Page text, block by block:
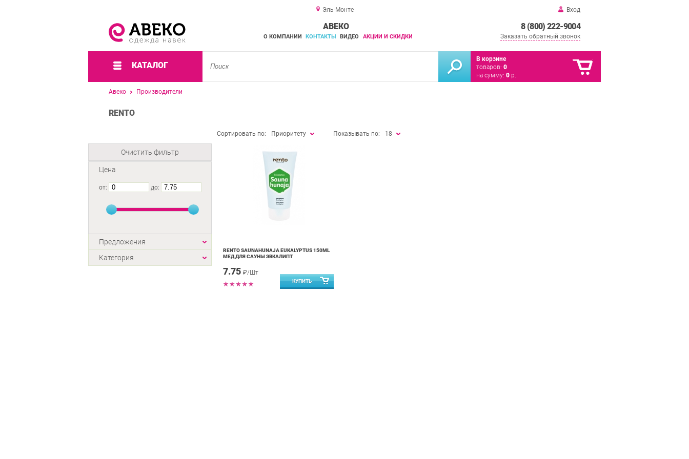
Эль-Монте Вход
8 (800) 222-9004
Заказать обратный звонок
АВЕКО
О КОМПАНИИ КОНТАКТЫ ВИДЕО АКЦИИ И СКИДКИ
КАТАЛОГ
В корзине
товаров: 0
на сумму: 0 р.
Авеко Производители
RENTO
Очистить фильтр
Цена
от: до:
Предложения
Категория
Сортировать по: Приоритету Показывать по: 18
RENTO SAUNAHUNAJA EUKALYPTUS 150ML
МЕД ДЛЯ САУНЫ ЭВКАЛИПТ
7.75 ₽/Шт